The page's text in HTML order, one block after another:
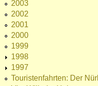
2003
2002
2001
2000
1999
1998
1997
Touristenfahrten: Der